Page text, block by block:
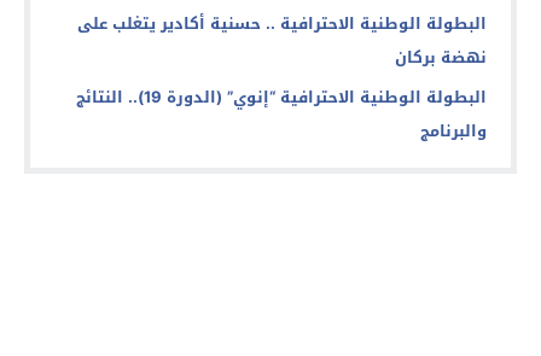
البطولة الوطنية الاحترافية .. حسنية أكادير يتغلب على
نهضة بركان
البطولة الوطنية الاحترافية “إنوي” (الدورة 19).. النتائج
والبرنامج